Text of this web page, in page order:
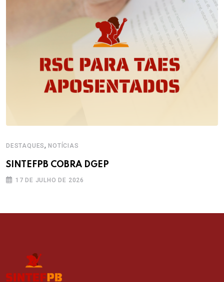
DESTAQUES,NOTÍCIAS
SINTEFPB COBRA DGEP
17 DE JULHO DE 2026